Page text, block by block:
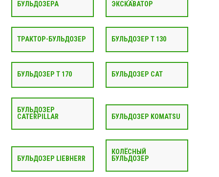
БУЛЬДОЗЕРА
ЭКСКАВАТОР
ТРАКТОР-БУЛЬДОЗЕР БУЛЬДОЗЕР Т 130
БУЛЬДОЗЕР Т 170 БУЛЬДОЗЕР CAT
БУЛЬДОЗЕР
CATERPILLAR
БУЛЬДОЗЕР KOMATSU
БУЛЬДОЗЕР LIEBHERR
КОЛЁСНЫЙ
БУЛЬДОЗЕР